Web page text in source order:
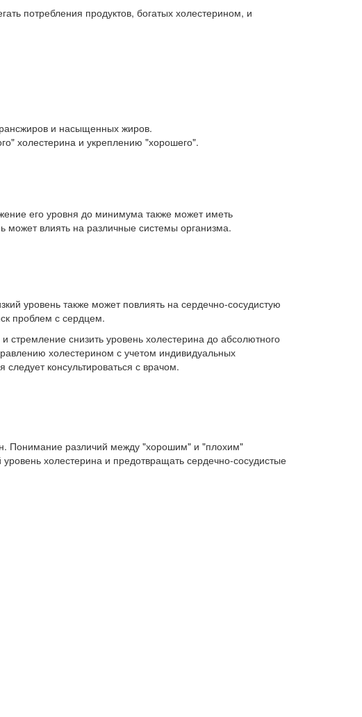
потребления продуктов, богатых холестерином, и
и насыщенных жиров.
холестерина и укреплению "хорошего".
его уровня до минимума также может иметь
может влиять на различные системы организма.
уровень также может повлиять на сердечно-сосудистую
проблем с сердцем.
стремление снизить уровень холестерина до абсолютного
холестерином с учетом индивидуальных
консультироваться с врачом.
Понимание различий между "хорошим" и "плохим"
холестерина и предотвращать сердечно-сосудистые